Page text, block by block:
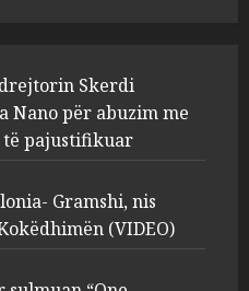
Gramshi, nis
penal për Koço
(VIDEO)
27, 2025
Persona të maskuar
“One Albania”,
u fsheh. A u vodhën
Skerdi
Nano për abuzim me
pajustifikuar
Gramshi, nis
(VIDEO)